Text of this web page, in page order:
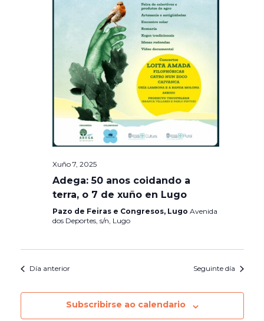
Xuño 7, 2025
Adega: 50 anos coidando a
terra, o 7 de xuño en Lugo
Pazo de Feiras e Congresos, Lugo Avenida
dos Deportes, s/n, Lugo
Día anterior Seguinte día
Subscribirse ao calendario